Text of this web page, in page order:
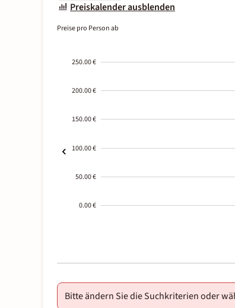
Preiskalender ausblenden
Preise pro Person ab
250.00 €
200.00 €
150.00 €
100.00 €
50.00 €
0.00 €
01-02
Bitte ändern Sie die Suchkriterien oder